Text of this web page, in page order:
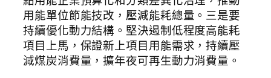
用能單位節能技改，壓減能耗總量。三是要
持續優化動力結構。堅決遏制低程度高能耗
項目上馬，保證新上項目用能需求，持續壓
減煤炭消費量，擴年夜可再生動力消費量。